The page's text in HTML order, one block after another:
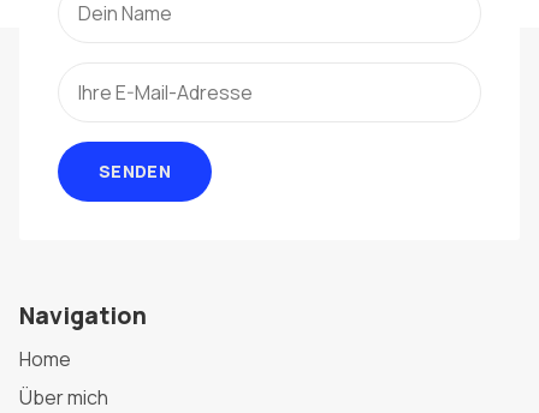
SENDEN
Navigation
Home
Über mich